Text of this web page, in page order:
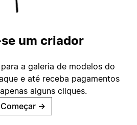
um criador
a galeria de modelos do
e até receba pagamentos
alguns cliques.
Começar →